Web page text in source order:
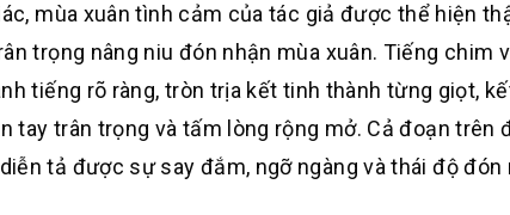
mùa xuân tình cảm của tác giả được thể hiện
trọng nâng niu đón nhận mùa xuân. Tiếng chim
tiếng rõ ràng, tròn trịa kết tinh thành từng giọt,
tay trân trọng và tấm lòng rộng mở. Cả đoạn trên
tả được sự say đắm, ngỡ ngàng và thái độ đón